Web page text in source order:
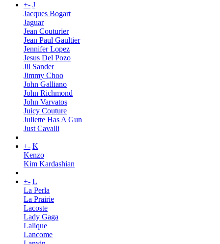
+- J
Jacques Bogart
Jaguar
Jean Couturier
Jean Paul Gaultier
Jennifer Lopez
Jesus Del Pozo
Jil Sander
Jimmy Choo
John Galliano
John Richmond
John Varvatos
Juicy Couture
Juliette Has A Gun
Just Cavalli
+- K
Kenzo
Kim Kardashian
+- L
La Perla
La Prairie
Lacoste
Lady Gaga
Lalique
Lancome